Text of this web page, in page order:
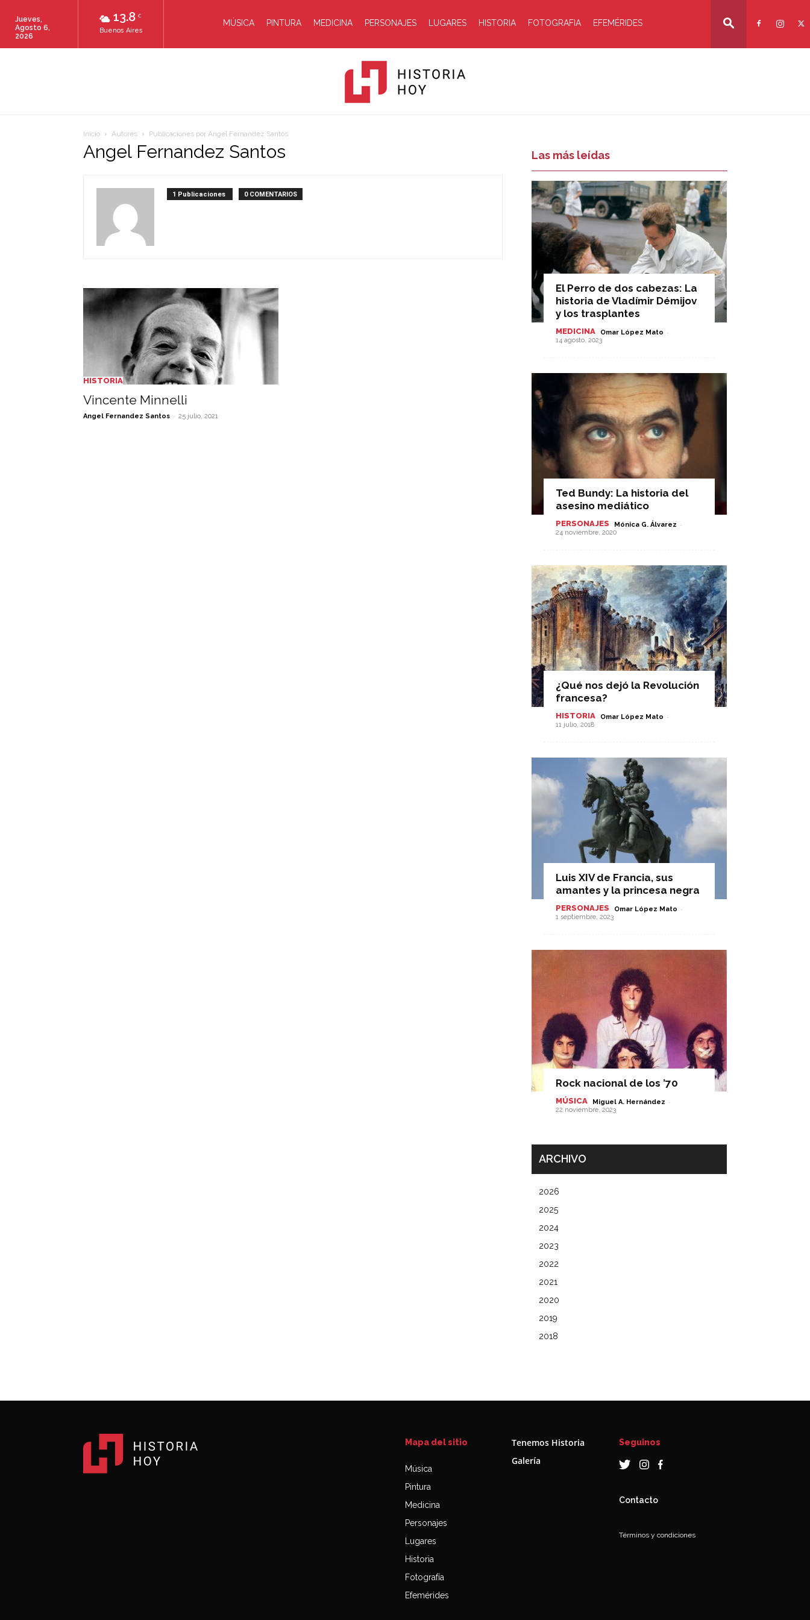
13.8 C
Buenos Aires
Jueves,
Agosto 6,
2026
MÚSICA PINTURA MEDICINA PERSONAJES LUGARES HISTORIA FOTOGRAFIA EFEMÉRIDES
Inicio Autores Publicaciones por Angel Fernandez Santos
Angel Fernandez Santos
1 Publicaciones 0 COMENTARIOS
HISTORIA
Vincente Minnelli
Angel Fernandez Santos - 25 julio, 2021
Las más leídas
El Perro de dos cabezas: La
historia de Vladímir Démijov
y los trasplantes
MEDICINA Omar López Mato -
14 agosto, 2023
Ted Bundy: La historia del
asesino mediático
PERSONAJES Mónica G. Álvarez -
24 noviembre, 2020
¿Qué nos dejó la Revolución
francesa?
HISTORIA Omar López Mato -
11 julio, 2018
Luis XIV de Francia, sus
amantes y la princesa negra
PERSONAJES Omar López Mato -
1 septiembre, 2023
Rock nacional de los ’70
MÚSICA Miguel A. Hernández -
22 noviembre, 2023
ARCHIVO
2026
2025
2024
2023
2022
2021
2020
2019
2018
Mapa del sitio
Música
Pintura
Medicina
Personajes
Lugares
Historia
Fotografía
Efemérides
Tenemos Historia
Galería
Seguinos
Contacto
Términos y condiciones